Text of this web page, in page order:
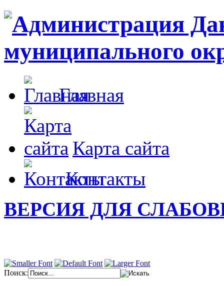
Главная
Карта сайта
Контакты
ВЕРСИЯ ДЛЯ
Поиск: